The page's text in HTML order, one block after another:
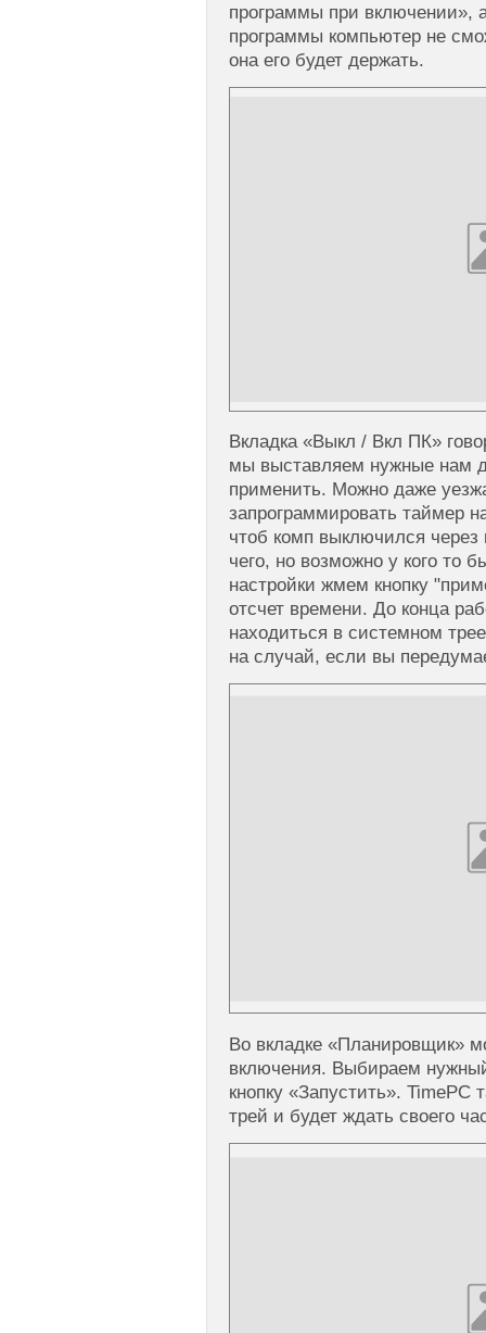
программы при включении»,
программы компьютер не
она его будет держать.
Вкладка «Выкл / Вкл ПК»
мы выставляем нужные нам
применить. Можно даже
запрограммировать таймер
чтоб комп выключился
чего, но возможно у кого то
настройки жмем кнопку
отсчет времени. До конца
находиться в системном
на случай, если вы
Во вкладке «Планировщик»
включения. Выбираем
кнопку «Запустить». TimePC
трей и будет ждать своего